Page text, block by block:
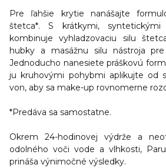
Pre ľahšie krytie nanášajte
štetca*. S krátkymi, syntetickými
kombinuje vyhladzovaciu silu
hubky a masážnu silu nástroja
Jednoducho nanesiete práškovú
ju kruhovými pohybmi aplikujte od
von, aby sa make-up rovnomerne
*Predáva sa samostatne.
Okrem 24-hodinovej výdrže a
odolného voči vode a vlhkosti,
prináša výnimočné výsledky.